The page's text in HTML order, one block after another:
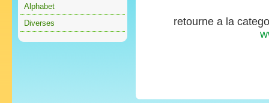
Alphabet
Diverses
retourne a la